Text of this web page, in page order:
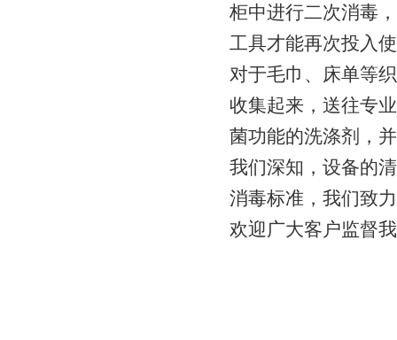
柜中进行二次消毒
工具才能再次投入
对于毛巾、床单等
收集起来，送往专
菌功能的洗涤剂，
我们深知，设备的
消毒标准，我们致
欢迎广大客户监督